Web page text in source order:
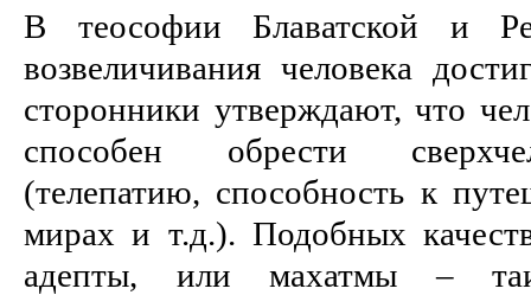
В теософии Блаватской и
возвеличивания человека
сторонники утверждают, что
способен обрести
(телепатию, способность к
мирах и т.д.). Подобных
адепты, или махатмы –